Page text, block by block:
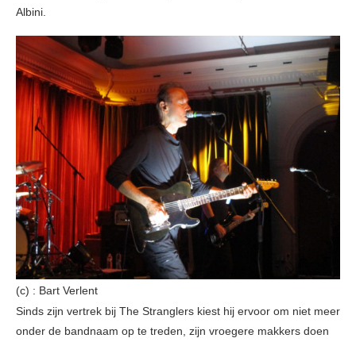
Albini.
(c) : Bart Verlent
Sinds zijn vertrek bij The Stranglers kiest hij ervoor om niet meer
onder de bandnaam op te treden, zijn vroegere makkers doen